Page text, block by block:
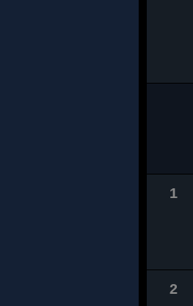
1
2